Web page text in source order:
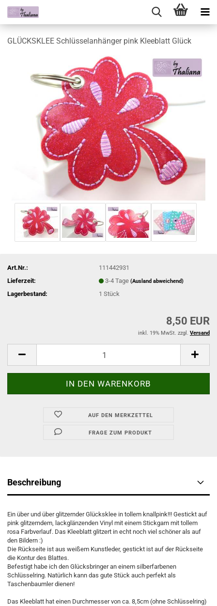
GLÜCKSKLEE Schlüsselanhänger pink Kleeblatt Glück
Art.Nr.:
111442931
Lieferzeit:
3-4 Tage(Ausland abweichend)
Lagerbestand: 1Stück
8,50 EUR
inkl. 19% MwSt. zzgl. Versand
AUF DEN MERKZETTEL
FRAGE ZUM PRODUKT
Beschreibung
Ein über und über glitzernder Glücksklee in tollem knallpink!!! Gestickt auf
pink glitzerndem, lackglänzenden Vinyl mit einem Stickgarn mit tollem
rosa Farbverlauf. Das Kleeblatt glitzert in echt noch viel schöner als auf
den Bildern :)
Die Rückseite ist aus weißem Kunstleder, gestickt ist auf der Rückseite
die Kontur des Blattes.
Befestigt habe ich den Glücksbringer an einem silberfarbenen
Schlüsselring. Natürlich kann das gute Stück auch perfekt als
Taschenbaumler dienen!
Das Kleeblatt hat einen Durchmesser von ca. 8,5cm (ohne Schlüsselring)